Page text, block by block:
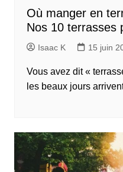
Où manger en
Nos 10 terrasses
Isaac K 15 juin
Vous avez dit «
les beaux jours